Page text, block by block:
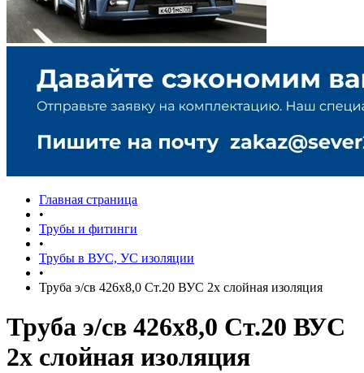
Главная страница
•
Трубы и фитинги
•
Трубы в ВУС, УС изоляции
•
Труба э/св 426х8,0 Ст.20 ВУС 2х слойная изоляция
Труба э/св 426х8,0 Ст.20 ВУС
2х слойная изоляция